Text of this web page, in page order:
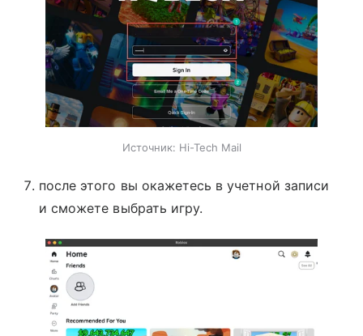
Источник: Hi-Tech Mail
после этого вы окажетесь в учетной записи
и сможете выбрать игру.